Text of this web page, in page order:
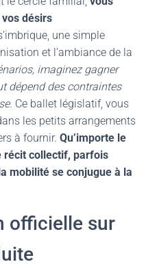
désirs
une simple
et l’ambiance de la
imaginez gagner
dépend des contraintes
Ce ballet législatif, vous
les petits arrangements
à fournir. Qu’importe le
récit collectif, parfois
mobilité se conjugue à la
officielle sur